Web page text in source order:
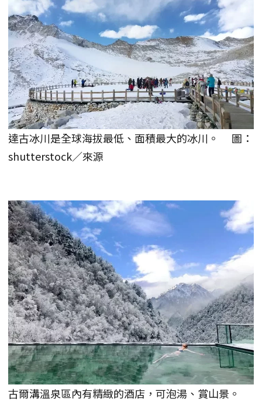
達古冰川是全球海拔最低、面積最大的冰川。 圖：
shutterstock／來源
古爾溝溫泉區內有精緻的酒店，可泡湯、賞山景。